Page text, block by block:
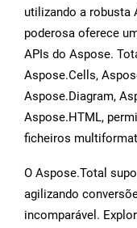
utilizando a robusta
poderosa oferece
APIs do Aspose.
Aspose.Cells,
Aspose.Diagram,
Aspose.HTML,
ficheiros
O Aspose.Total
agilizando
incomparável.